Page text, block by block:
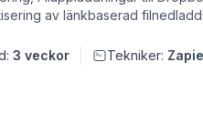
av länkbaserad
3 veckor Tekniker: